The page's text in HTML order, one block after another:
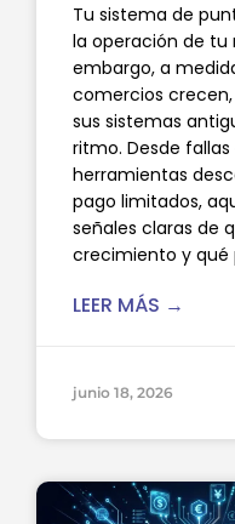
Tu sistema de
la operación de tu
embargo, a
comercios
sus sistemas
ritmo. Desde
herramientas
pago limitados,
señales claras de
crecimiento y qué
LEER MÁS →
junio 18, 2026